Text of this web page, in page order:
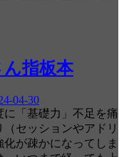
ん指板本
04-30
「基礎力」不足を痛
セッションやアドリ
が疎かになってしま